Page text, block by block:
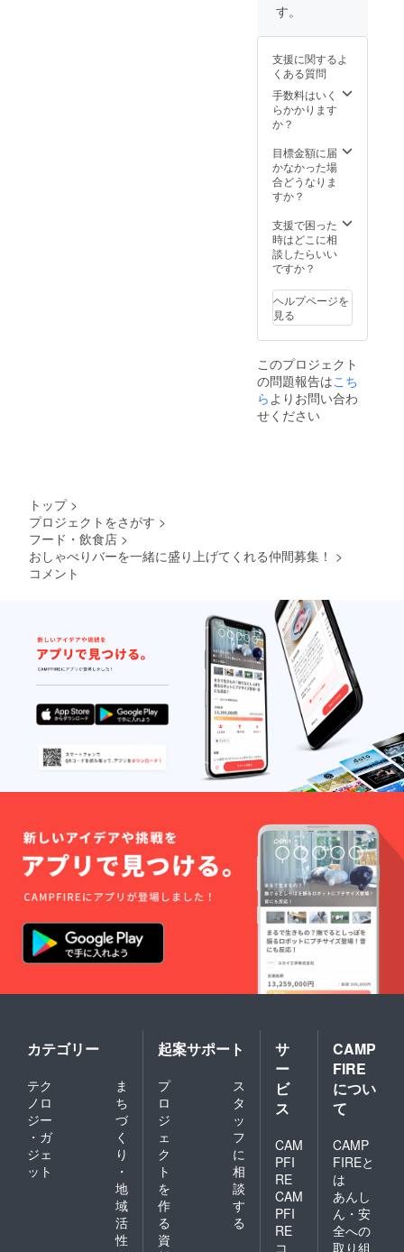
お名
程をご
記入く
ださ
い。 ※
名古屋
のお店
でラン
チをお
願いし
※ランチ
代にか
かった
金額も
いの負
担をお
願いし
ます。
期限
2022年
9月1日
～2023
年8月31
す。
支援に関するよ
くある質問
手数料はいく
らかかります
か？
目標金額に届
かなかった場
合どうなりま
すか？
支援で困った
時はどこに相
談したらいい
ですか？
ヘルプページを
見る
このプロジェクト
の問題報告はこち
ら よりお問い合わ
せください
トップ >
プロジェクトをさがす >
フード・飲食店 >
おしゃべりバーを一緒に盛り上げてくれる仲間募集！ >
コメント
カテゴリー
テク
ノロ
ジー
・ガ
ジェ
ット
ま
ち
づ
く
り
・
地
域
活
性
起案サポート
プ
ロ
ジ
ェ
ク
ト
を
作
る
ス
タ
ッ
フ
に
相
談
す
る
資
サ
ー
ビ
ス
CAM
PFI
RE
CAM
PFI
RE
コ
CAMP
FIRE
につい
て
CAMP
FIREと
は
あんし
ん・安
全への
取り組